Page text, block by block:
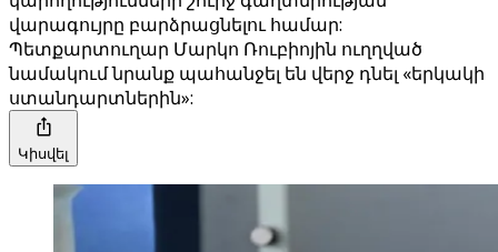
վարագույրը բարձրացնելու համար:
Պետքարտուղար Մարկո Ռուբիոյին ուղղված
նամակում նրանք պահանջել են վերջ դնել «երկակի
ստանդարտներին»:
Կիսվել